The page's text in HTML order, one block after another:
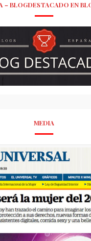
– BLOGDESTACADO EN
MEDIA